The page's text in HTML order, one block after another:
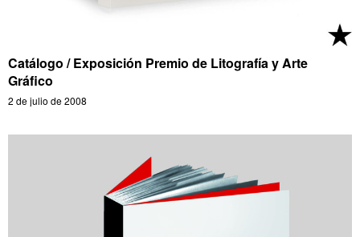
Catálogo / Exposición Premio de Litografía y Arte
Gráfico
2 de julio de 2008